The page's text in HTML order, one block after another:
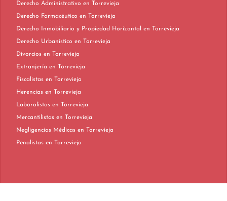
Derecho Administrativo en Torrevieja
Derecho Farmacéutico en Torrevieja
Derecho Inmobiliario y Propiedad Horizontal en Torrevieja
Derecho Urbanístico en Torrevieja
Divorcios en Torrevieja
Extranjería en Torrevieja
Fiscalistas en Torrevieja
Herencias en Torrevieja
Laboralistas en Torrevieja
Mercantilistas en Torrevieja
Negligencias Médicas en Torrevieja
Penalistas en Torrevieja